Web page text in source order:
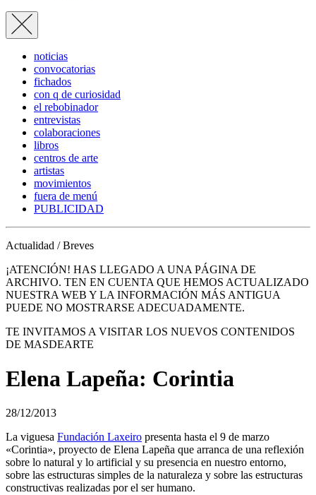
noticias
convocatorias
fichados
con q de curiosidad
el rebobinador
entrevistas
colaboraciones
libros
centros de arte
artistas
movimientos
fuera de menú
PUBLICIDAD
Actualidad / Breves
¡ATENCIÓN! HAS LLEGADO A UNA PÁGINA DE
ARCHIVO. TEN EN CUENTA QUE HEMOS ACTUALIZADO
NUESTRA WEB Y LA INFORMACIÓN MÁS ANTIGUA
PUEDE NO MOSTRARSE ADECUADAMENTE.
TE INVITAMOS A VISITAR LOS NUEVOS CONTENIDOS
DE MASDEARTE
Elena Lapeña: Corintia
28/12/2013
La viguesa Fundación Laxeiro presenta hasta el 9 de marzo
«Corintia», proyecto de Elena Lapeña que arranca de una reflexión
sobre lo natural y lo artificial y su presencia en nuestro entorno,
sobre las estructuras simples de la naturaleza y sobre las estructuras
constructivas realizadas por el ser humano.